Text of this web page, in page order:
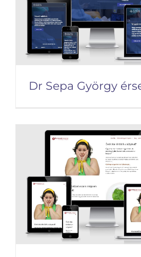
Dr Sepa György
Dr Sepa György